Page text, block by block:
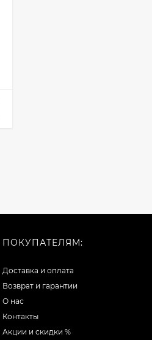
ПОКУПАТЕЛЯМ:
Доставка и оплата
Возврат и гарантии
О нас
Контакты
Акции и скидки %